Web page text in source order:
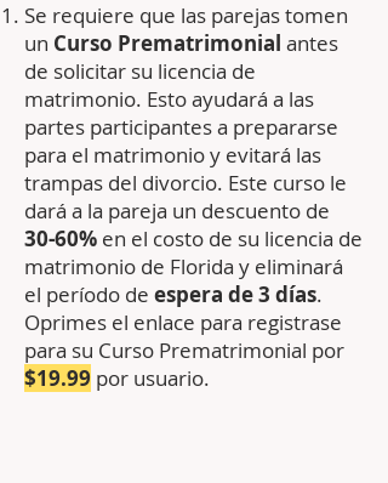
Se requiere que las parejas tomen
un Curso Prematrimonial antes
de solicitar su licencia de
matrimonio. Esto ayudará a las
partes participantes a prepararse
para el matrimonio y evitará las
trampas del divorcio. Este curso le
dará a la pareja un descuento de
30-60% en el costo de su licencia de
matrimonio de Florida y eliminará
el período de espera de 3 días.
Oprimes el enlace para registrase
para su Curso Prematrimonial por
$19.99 por usuario.